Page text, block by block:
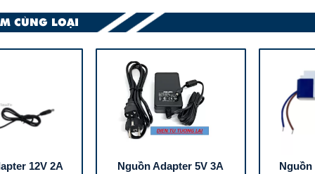
CÙNG LOẠI
12V 2A
Nguồn Adapter 5V 3A
Nguồn